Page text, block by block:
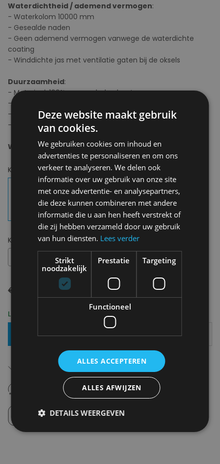
Waterdichtheid / ademend vermogen:
- Waterkolom 10000 mm
- Gesealde naden
- Geen ademend vermogen vanwege de waterdichte
coating
- Winddichte jas met ventilatie gaten bij de oksels
Duurzaamheid:
- Materiaal: 100% gerecycled polyester
- Vegan en dierproefvrij
- Biologisch afbreekbare PU-coating
- Bionic-Finish® Eco
Wasvoorschrift: Fijnwas bij maximaal 30°C
Kies uw kleur:Holographic Black
Kies uw maat:S
€ 165,00 € 115,50
Levering 2-3 Werkdagen
Toevoegen Aan Mandje
Gratis verzending in België
Vanaf €75,00
14 dagen om te retourneren
Nooit meer spijt van krijgen
Click en Collect
Afhalen in de winkel tussen 10u-18u.
Deze website maakt gebruik
van cookies.
We gebruiken cookies om inhoud en
advertenties te personaliseren en om ons
verkeer te analyseren. We delen ook
informatie over uw gebruik van onze site
met onze advertentie- en analysepartners,
die deze kunnen combineren met andere
informatie die u aan hen heeft verstrekt of
die zij hebben verzameld door uw gebruik
van hun diensten. Lees verder
Strikt
noodzakelijk
Prestatie Targeting
Functioneel
ALLES ACCEPTEREN
ALLES AFWIJZEN
DETAILS WEERGEVEN